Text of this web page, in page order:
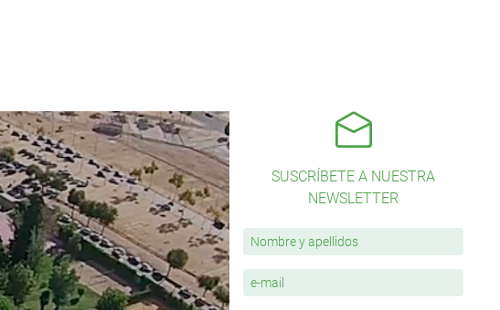
SUSCRÍBETE A NUESTRA
NEWSLETTER